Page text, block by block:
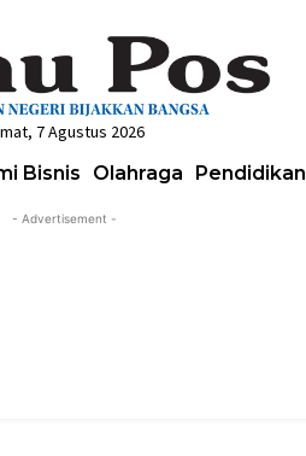
7 Agustus 2026
Bisnis Olahraga Pendidikan
- Advertisement -